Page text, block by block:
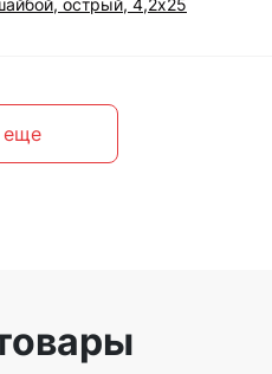
острый, 4,2х25
еще